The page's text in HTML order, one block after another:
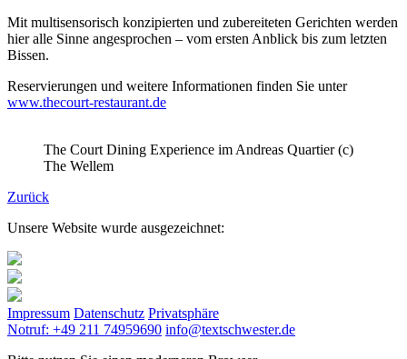
Mit multisensorisch konzipierten und zubereiteten Gerichten werden
hier alle Sinne angesprochen – vom ersten Anblick bis zum letzten
Bissen.
Reservierungen und weitere Informationen finden Sie unter
www.thecourt-restaurant.de
The Court Dining Experience im Andreas Quartier (c)
The Wellem
Zurück
Unsere Website wurde ausgezeichnet:
Impressum Datenschutz Privatsphäre
Notruf: +49 211 74959690 info@textschwester.de